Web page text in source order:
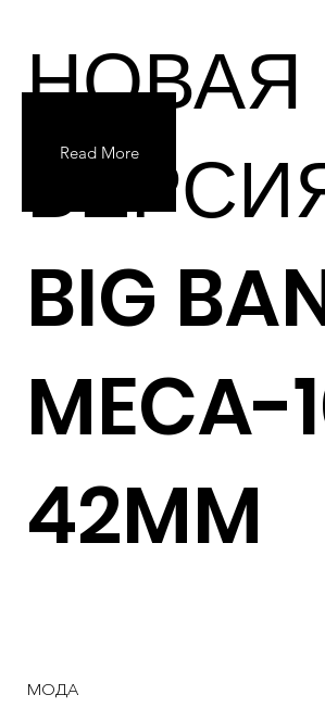
НОВАЯ
BIG
MECA-
42MM
Read More
МОДА